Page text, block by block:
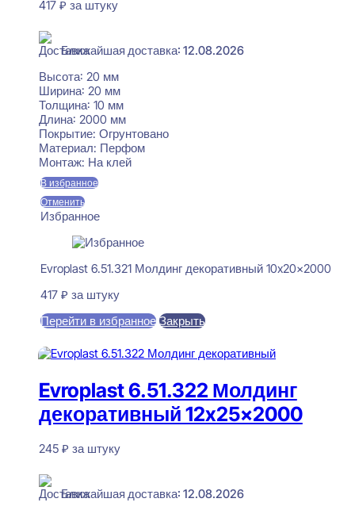
417 ₽ за штуку
Ближайшая доставка: 12.08.2026
Высота: 20 мм
Ширина: 20 мм
Толщина: 10 мм
Длина: 2000 мм
Покрытие: Огрунтовано
Материал: Перфом
Монтаж: На клей
В избранное
Отменить
Избранное
Evroplast 6.51.321 Молдинг декоративный 10x20x2000
417 ₽ за штуку
Перейти в избранное Закрыть
Evroplast 6.51.322 Молдинг
декоративный 12x25x2000
245 ₽ за штуку
Ближайшая доставка: 12.08.2026